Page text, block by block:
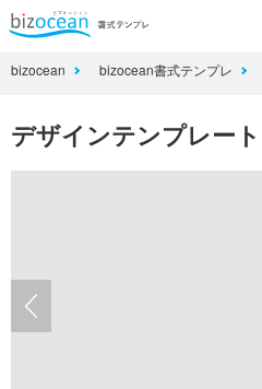
bizocean bizocean書式テンプレ
デザインテンプレー